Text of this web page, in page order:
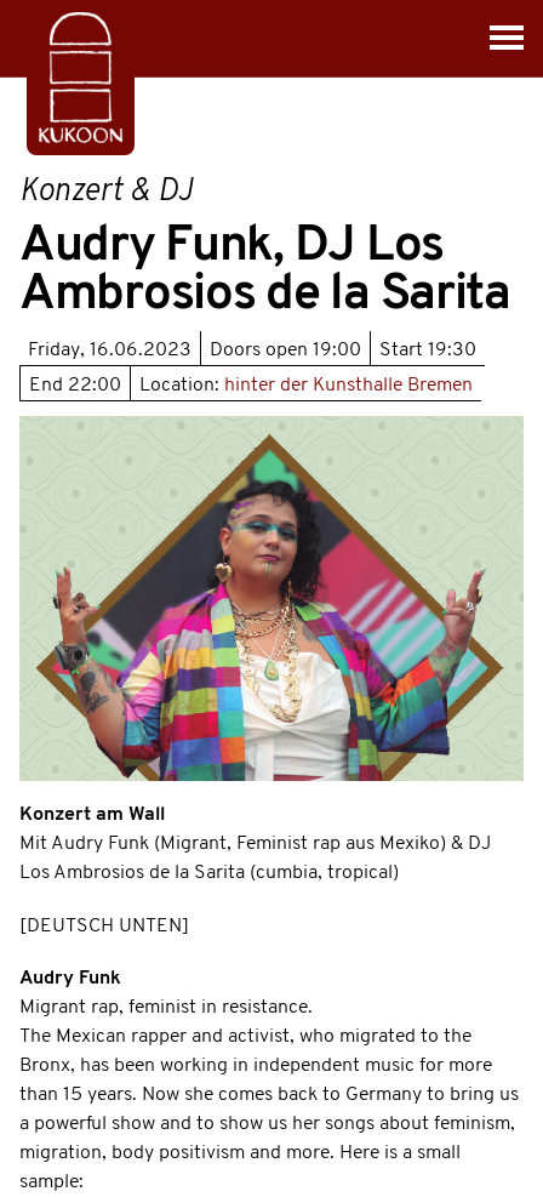
Konzert & DJ
Audry Funk, DJ Los
Ambrosios de la Sarita
Friday, 16.06.2023 Doors open 19:00 Start 19:30
End 22:00 Location: hinter der Kunsthalle Bremen
Konzert am Wall
Mit Audry Funk (Migrant, Feminist rap aus Mexiko) & DJ
Los Ambrosios de la Sarita (cumbia, tropical)
[DEUTSCH UNTEN]
Audry Funk
Migrant rap, feminist in resistance.
The Mexican rapper and activist, who migrated to the
Bronx, has been working in independent music for more
than 15 years. Now she comes back to Germany to bring us
a powerful show and to show us her songs about feminism,
migration, body positivism and more. Here is a small
sample: